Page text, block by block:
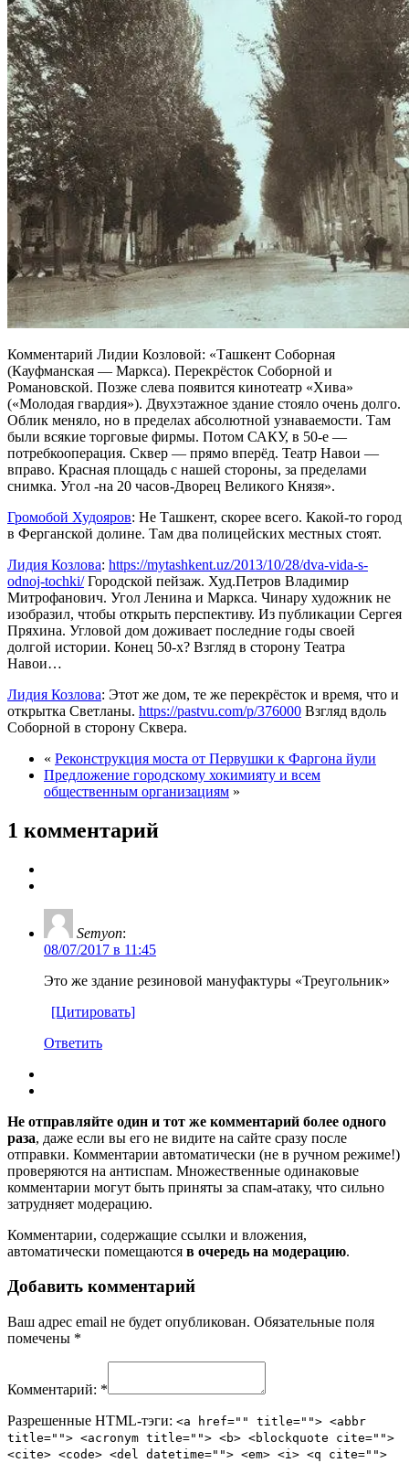
Комментарий Лидии Козловой: «Ташкент Соборная
(Кауфманская — Маркса). Перекрёсток Соборной и
Романовской. Позже слева появится кинотеатр «Хива»
(«Молодая гвардия»). Двухэтажное здание стояло очень долго.
Облик меняло, но в пределах абсолютной узнаваемости. Там
были всякие торговые фирмы. Потом САКУ, в 50-е —
потребкооперация. Сквер — прямо вперёд. Театр Навои —
вправо. Красная площадь с нашей стороны, за пределами
снимка. Угол -на 20 часов-Дворец Великого Князя».
Громобой Худояров: Не Ташкент, скорее всего. Какой-то город
в Ферганской долине. Там два полицейских местных стоят.
Лидия Козлова: https://mytashkent.uz/2013/10/28/dva-vida-s-
odnoj-tochki/Городской пейзаж. Худ.Петров Владимир
Митрофанович. Угол Ленина и Маркса. Чинару художник не
изобразил, чтобы открыть перспективу. Из публикации Сергея
Пряхина. Угловой дом доживает последние годы своей
долгой истории. Конец 50-х? Взгляд в сторону Театра
Навои…
Лидия Козлова: Этот же дом, те же перекрёсток и время, что и
открытка Светланы. https://pastvu.com/p/376000 Взгляд вдоль
Соборной в сторону Сквера.
« Реконструкция моста от Первушки к Фаргона йули
Предложение городскому хокимияту и всем
общественным организациям »
1 комментарий
Semyon:
08/07/2017 в 11:45
Это же здание резиновой мануфактуры «Треугольник»
[Цитировать]
Ответить
Не отправляйте один и тот же комментарий более одного
раза, даже если вы его не видите на сайте сразу после
отправки. Комментарии автоматически (не в ручном режиме!)
проверяются на антиспам. Множественные одинаковые
комментарии могут быть приняты за спам-атаку, что сильно
затрудняет модерацию.
Комментарии, содержащие ссылки и вложения,
автоматически помещаются в очередь на модерацию.
Добавить комментарий
Ваш адрес email не будет опубликован. Обязательные поля
помечены *
Комментарий: *
Разрешенные HTML-тэги: <a href="" title=""> <abbr
title=""> <acronym title=""> <b> <blockquote cite="">
<cite> <code> <del datetime=""> <em> <i> <q cite="">